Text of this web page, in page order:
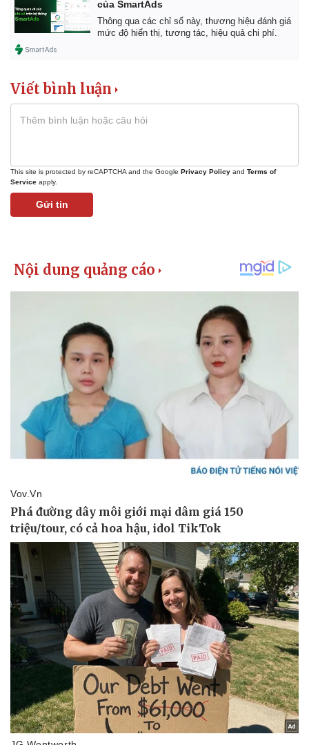
của SmartAds
Thông qua các chỉ số này, thương hiệu đánh giá
mức độ hiển thị, tương tác, hiệu quả chi phí.
Viết bình luận
This site is protected by reCAPTCHA and the Google Privacy Policy and Terms of
Service apply.
Gửi tin